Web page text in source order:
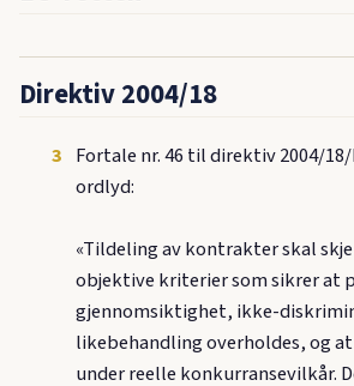
Direktiv 2004/18
3 Fortale nr. 46 til direktiv 2004/
ordlyd:
«Tildeling av kontrakter skal
objektive kriterier som sikrer at
gjennomsiktighet, ikke-
likebehandling overholdes, og
under reelle konkurransevilkår.